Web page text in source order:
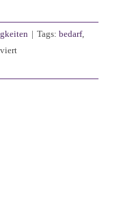
| Tags: bedarf,
für
Wir